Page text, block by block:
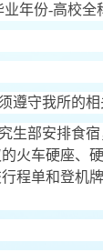
业年份-高校全
遵守我所的
生部安排食
火车硬座、
程单和登机